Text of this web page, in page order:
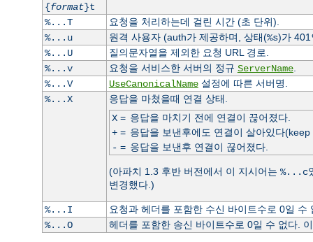
{format}t
%...T
요청을 처리하는데 걸린 시간 (초 단위).
%...u
원격 사용자 (auth가 제공하며, 상태(%s)가 401
%...U
질의문자열을 제외한 요청 URL 경로.
%...v
요청을 서비스한 서버의 정규 ServerName.
%...V
UseCanonicalName설정에 따른 서버명.
%...X
응답을 마쳤을때 연결 상태.
X= 응답을 마치기 전에 연결이 끊어졌다.
+= 응답을 보낸후에도 연결이 살아있다(keep
- = 응답을 보낸후 연결이 끊어졌다.
(아파치 1.3 후반 버전에서 이 지시어는 %...c
변경했다.)
%...I
요청과 헤더를 포함한 수신 바이트수로 0일
%...O
헤더를 포함한 송신 바이트수로 0일 수 없다.